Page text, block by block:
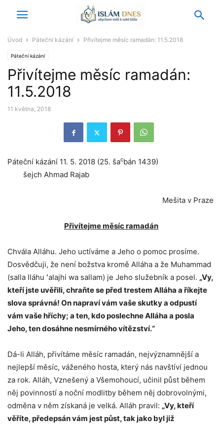
Úvod Páteční kázání Přivítejme měsíc ramadán: 11.5.2018
Páteční kázání
Přivítejme měsíc ramadán:
11.5.2018
11 května, 2018
Páteční kázání 11. 5. 2018 (25. šacbán 1439)
šejch Ahmad Rajab
Mešita v Praze
Přivítejme měsíc ramadán
Chvála Alláhu. Jeho uctíváme a Jeho o pomoc prosíme.
Dosvědčuji, že není božstva kromě Alláha a že Muhammad
(salla lláhu ʻalajhi wa sallam) je Jeho služebník a posel. „Vy,
kteří jste uvěřili, chraňte se před trestem Alláha a říkejte
slova správná! On napraví vám vaše skutky a odpustí
vám vaše hříchy; a ten, kdo poslechne Alláha a posla
Jeho, ten dosáhne nesmírného vítězství.“
Dá-li Alláh, přivítáme měsíc ramadán, nejvýznamnější a
nejlepší měsíc, váženého hosta, který nás navštíví jednou
za rok. Alláh, Vznešený a Všemohoucí, učinil půst během
něj povinností a noční modlitby během něj dobrovolnými,
odměna v něm získaná je velká. Alláh pravil: „Vy, kteří
věříte, předepsán vám jest půst, tak jako byl již